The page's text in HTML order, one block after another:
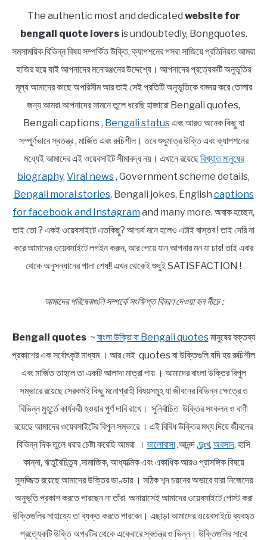
The authentic most and dedicated website for
bengali quote loversis undoubtedly, Bongquotes.
সমসাময়িক বিভিন্ন বিষয় সম্পর্কিত উক্তি, ক্যাপশনের পসরা সাজিয়ে প্রতিনিয়ত আমরা
হাজির হয়ে যাই আপনাদের মনোরঞ্জনের উদ্দেশ্যে। আপনাদের প্রত্যেকটি অনুভূতির
মূল্য আমাদের কাছে অপরিসীম আর তাই সেই প্রতিটি অনুভূতিকে বাঙ্ময় করে তোলার
জন্য আমরা আপনাদের সামনে তুলে ধরেছি হাজারো Bengali quotes,
Bengali captions , Bengali statusএবং আরও অনেক কিছু যা
সম্পূর্ণভাবে স্বতন্ত্র , মার্জিত এবং রুচিশীল। তবে শুধুমাত্র উক্তি এবং ক্যাপশনের
মধ্যেই আমাদের এই ওয়েবসাইট সীমাবদ্ধ নয়। এখানে রয়েছেবিখ্যাত মানুষের
biography, Viral news, Government scheme details,
Bengali moral stories, Bengali jokes, English captions
for facebook and Instagram and many more. অবাক হচ্ছেন,
তাই তো ? একই ওয়েবসাইটে এতকিছু? আশ্চর্য মনে হলেও এটাই বাস্তব ! তাই দেরি না
করে আমাদের ওয়েবসাইটে লগইন করুন, আর পেয়ে যান আপনার মন যা চায়! তাই এবার
থেকে অনুসন্ধানের পালা শেষ!! এখন থেকেই শুধুই SATISFACTION !
আমাদের পরিষেবাগুলি সম্পর্কে সংক্ষিপ্ত বিবরণ দেওয়া হল নীচে :
Bengali quotes~ বাংলা উক্তি বা Bengali quotesমানুষের বক্তব্য
প্রকাশের এক সর্বোৎকৃষ্ট মাধ্যম । আর সেই quotes বা উক্তিগুলি যদি হয় রুচিশীল
এবং মার্জিত তাহলে তা একটি আলাদা মাত্রা পায় । আমাদের বাংলা উক্তির বিপুল
সম্ভারে রয়েছে সেরকমই কিছু মনোগ্রাহী বিষয়সমূহ যা জীবনের বিভিন্ন ক্ষেত্রে ও
বিভিন্ন মুহূর্তে কার্যকরী হওয়ার পূর্ণ দাবি রাখে। সুনির্বাচিত উক্তির সংকলন ও বাণী
রয়েছে আমাদের ওয়েবসাইটের বিপুল সম্ভারে । এই বিবিধ উক্তির মধ্য দিয়ে জীবনের
বিভিন্ন দিক তুলে ধরার চেষ্টা করেছি আমরা । ভালোবাসা,আনন্দ ,দুঃখ, অবসাদ, হাসি
কান্না, ঋতুবৈচিত্র্য ,সামাজিক, আধ্যাত্মিক এবং একাধিক আরও প্রাসঙ্গিক বিষয়ে
সুসজ্জিত রয়েছে আমাদের উক্তির ভাণ্ডার । সঠিক শব্দ চয়নের অভাবে যারা নিজেদের
অনুভূতি প্রকাশ করতে পারছেন না তাঁরা অনায়াসেই আমাদের ওয়েবসাইটে পোস্ট করা
উক্তিগুলির সাহায্যে তা ব্যক্ত করতে পারবেন। এছাড়া আমাদের ওয়েবসাইটে ব্যবহৃত
প্রত্যেকটি উক্তি অপরটির থেকে একেবারে স্বতন্ত্র ও ভিন্ন। উক্তিগুলির সাথে